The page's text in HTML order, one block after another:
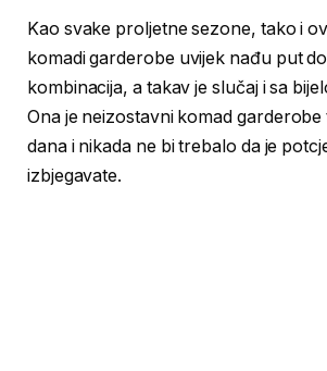
Kao svake proljetne sezone, tako i
komadi garderobe uvijek nađu put
kombinacija, a takav je slučaj i sa
Ona je neizostavni komad
dana i nikada ne bi trebalo da je
izbjegavate.